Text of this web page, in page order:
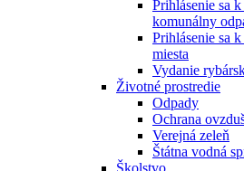
Prihlásenie sa
komunálny
Prihlásenie sa
miesta
Vydanie
Životné prostredie
Odpady
Ochrana
Verejná zeleň
Štátna vodná